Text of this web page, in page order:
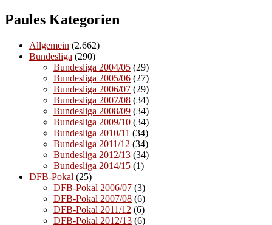
Paules Kategorien
Allgemein (2.662)
Bundesliga (290)
Bundesliga 2004/05 (29)
Bundesliga 2005/06 (27)
Bundesliga 2006/07 (29)
Bundesliga 2007/08 (34)
Bundesliga 2008/09 (34)
Bundesliga 2009/10 (34)
Bundesliga 2010/11 (34)
Bundesliga 2011/12 (34)
Bundesliga 2012/13 (34)
Bundesliga 2014/15 (1)
DFB-Pokal (25)
DFB-Pokal 2006/07 (3)
DFB-Pokal 2007/08 (6)
DFB-Pokal 2011/12 (6)
DFB-Pokal 2012/13 (6)